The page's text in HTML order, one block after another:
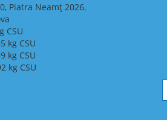
Piatra Neamț 2026.
kg CSU
kg CSU
kg CSU